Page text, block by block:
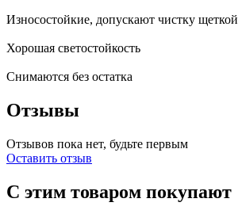
Износостойкие, допускают чистку щеткой
Хорошая светостойкость
Снимаются без остатка
Отзывы
Отзывов пока нет, будьте первым
Оставить отзыв
С этим товаром покупают